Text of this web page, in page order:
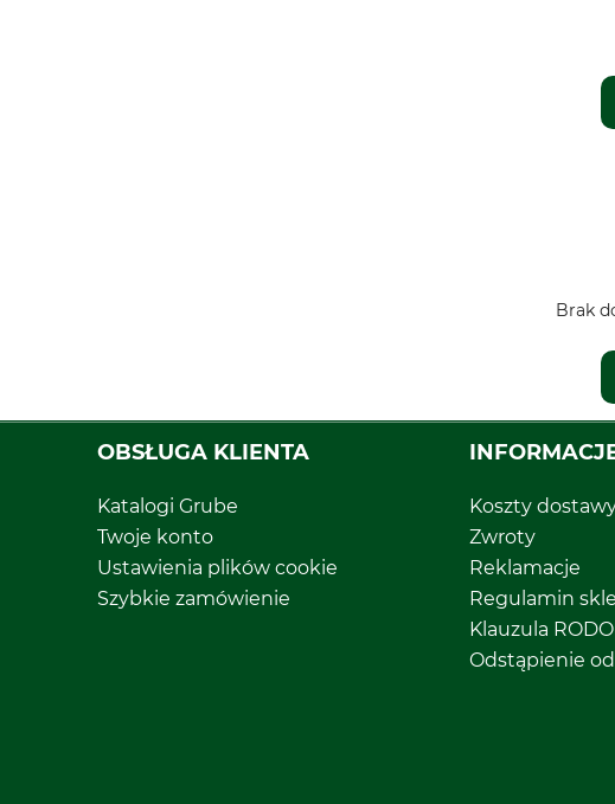
Brak
OBSŁUGA KLIENTA
Katalogi Grube
Twoje konto
Ustawienia plików cookie
Szybkie zamówienie
Koszty
Zwroty
Reklamacje
Regulamin
Klauzula RODO
Odstąpienie